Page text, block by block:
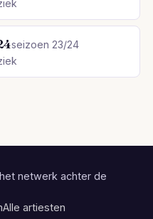
seizoen 23/24
netwerk achter de
Alle artiesten